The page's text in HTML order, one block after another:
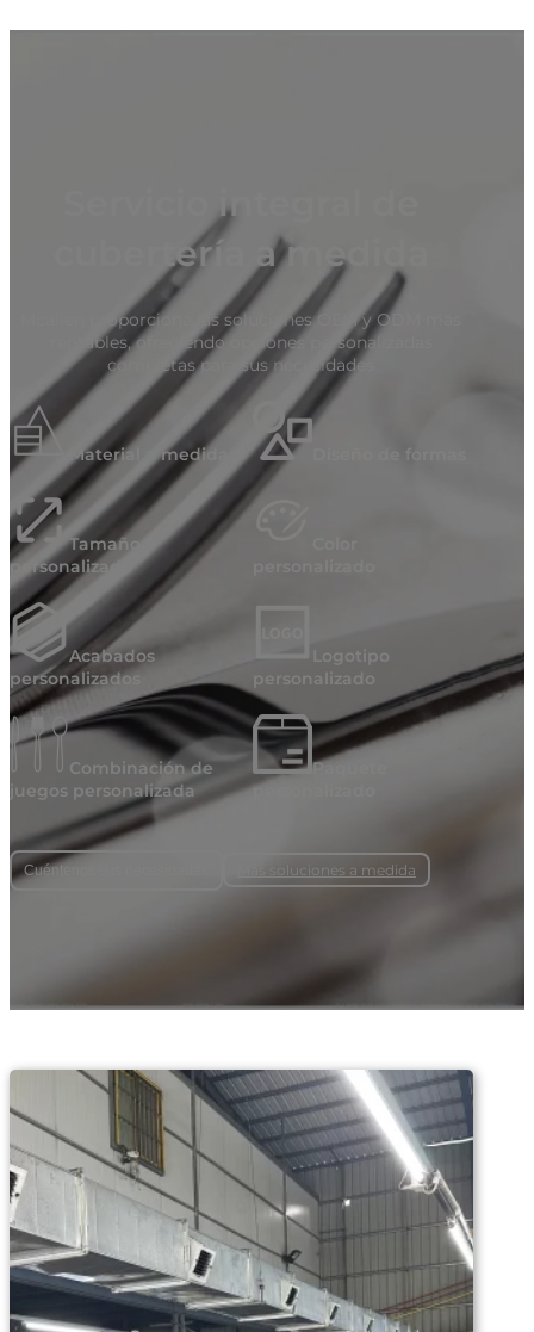
Servicio integral de
cubertería a medida
Mcallen proporciona las soluciones OEM y ODM más
rentables, ofreciendo opciones personalizadas
completas para sus necesidades
Material a medida
Tamaño
personalizado
Acabados
personalizados
Logotipo
personalizado
Combinación de
juegos personalizada
Paquete
personalizado
Cuéntenos sus necesidades Más soluciones a medida